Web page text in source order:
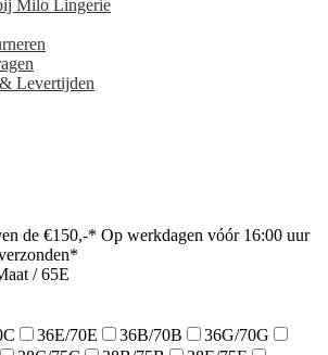
Milo Lingerie
Levertijden
de €150,-* Op werkdagen vóór 16:00 uur
/65E
36E/70E 36B/70B
36G/70G